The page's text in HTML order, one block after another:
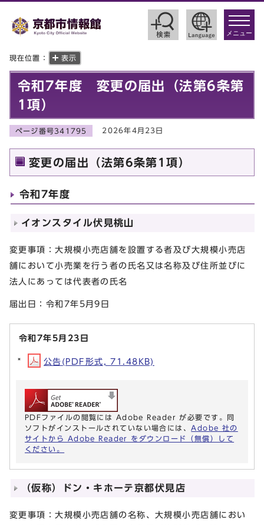
toggle
メニュー
現在位置： 表示
令和7年度 変更の届出（法第6条第
1項）
ページ番号341795 2026年4月23日
変更の届出（法第6条第1項）
令和7年度
イオンスタイル伏見桃山
変更事項：大規模小売店舗を設置する者及び大規模小売店
舗において小売業を行う者の氏名又は名称及び住所並びに
法人にあっては代表者の氏名
届出日：令和7年5月9日
令和7年5月23日
公告(PDF形式, 71.48KB)
PDFファイルの閲覧には Adobe Reader が必要です。同
ソフトがインストールされていない場合には、 Adobe 社の
サイトから Adobe Reader をダウンロード（無償）して
ください。
（仮称）ドン・キホーテ京都伏見店
変更事項：大規模小売店舗の名称、大規模小売店舗におい